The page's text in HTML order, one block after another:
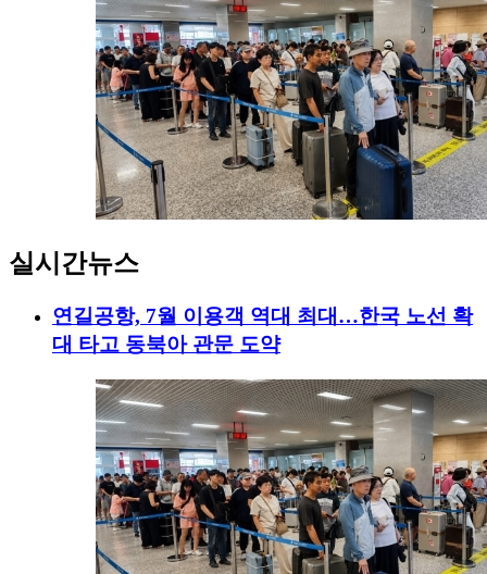
실시간뉴스
연길공항, 7월 이용객 역대 최대…한국 노선 확
대 타고 동북아 관문 도약